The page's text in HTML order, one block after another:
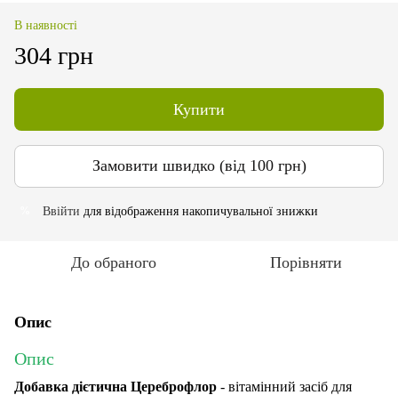
В наявності
304 грн
Купити
Замовити швидко (від 100 грн)
Ввійти для відображення накопичувальної знижки
До обраного Порівняти
Опис
Опис
Добавка дієтична Цереброфлор ​​- вітамінний засіб для